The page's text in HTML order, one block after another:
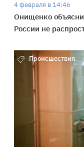
4 февраля в 14:46
Онищенко
России не
Происшествия